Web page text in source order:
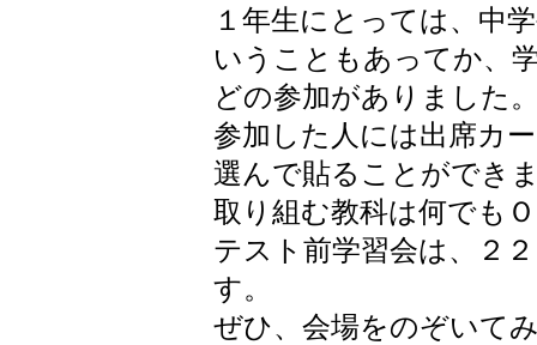
１年生にとっては、中
いうこともあってか、
どの参加がありました
参加した人には出席カ
選んで貼ることができ
取り組む教科は何でも
テスト前学習会は、２
す。
ぜひ、会場をのぞいて